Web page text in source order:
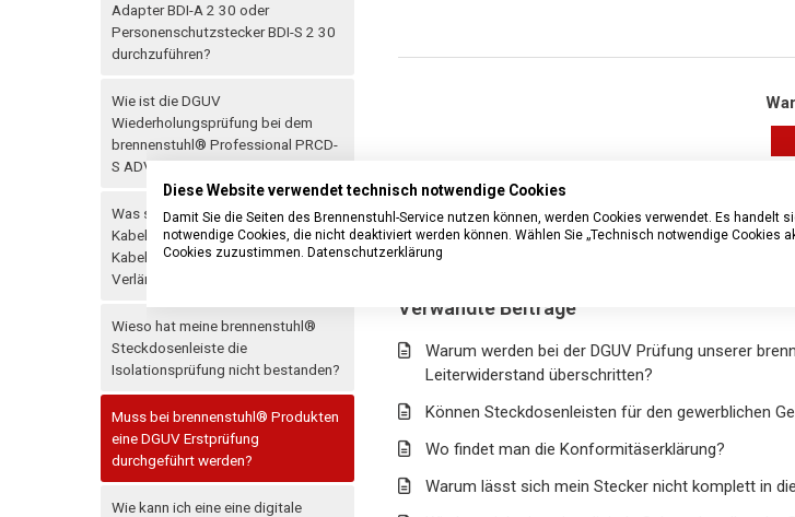
Adapter BDI-A 2 30 oder
Personenschutzstecker BDI-S 2 30
durchzuführen?
Wie ist die DGUV
Wiederholungsprüfung bei dem
brennenstuhl® Professional PRCD-
S ADVANCED durchzuführen?
Was sind die Unterschiede bei den
Kabelarten von brennenstuhl®
Kabeltrommeln oder
Verlängerungskabeln?
Wieso hat meine brennenstuhl®
Steckdosenleiste die
Isolationsprüfung nicht bestanden?
Muss bei brennenstuhl® Produkten
eine DGUV Erstprüfung
durchgeführt werden?
Wie kann ich eine eine digitale
Haben
Verwandte Beiträge
Warum werden bei der DGUV Prüfung unserer
Leiterwiderstand überschritten?
Können Steckdosenleisten für den gewerblichen
Wo findet man die Konformitäserklärung?
Warum lässt sich mein Stecker nicht komplett in
Diese Website verwendet technisch notwendige Cookies
Damit Sie die Seiten des Brennenstuhl-Service nutzen können, werden Cookies verwendet. Es handelt
notwendige Cookies, die nicht deaktiviert werden können. Wählen Sie „Technisch notwendige Cookies
Cookies zuzustimmen. Datenschutzerklärung